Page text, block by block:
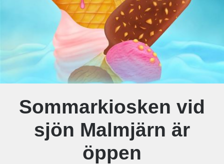
Sommarkiosken vid
sjön Malmjärn är
öppen